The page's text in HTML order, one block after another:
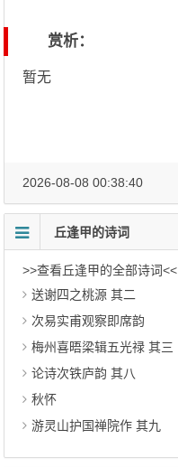
赏析：
暂无
2026-08-08 00:38:40
丘逢甲的诗词
>>查看丘逢甲的全部诗词<<
送谢四之桃源 其二
次易实甫观察即席韵
梅州喜晤梁辑五光禄 其三
论诗次铁庐韵 其八
秋怀
游灵山护国禅院作 其九